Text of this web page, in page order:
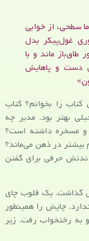
سطحی، از خوابی
غول‌پیکر بدل
ماند و با
دست و پاهایش
را بخوانم؟ کتاب
بهتر بود. مدیر چه
و مسخره داشته است؟
در ذهن می‌ماند؟
حرفی برای گفتن
گذاشت. یک قلوب چای
چایش را همینطور
به رختخواب رفت. زیر